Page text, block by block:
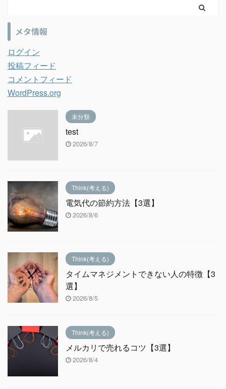
メタ情報
ログイン
投稿フィード
コメントフィード
WordPress.org
未分類
test
2026/8/7
Think(考える)
電気代の節約方法【3選】
2026/8/6
Think(考える)
タイムマネジメントできない人の特徴【3
選】
2026/8/5
Think(考える)
メルカリで売れるコツ【3選】
2026/8/4